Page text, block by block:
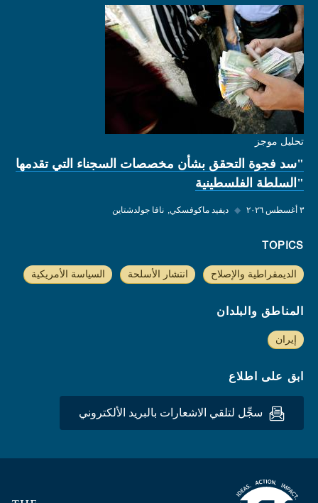
تحليل موجز
"سد فجوة التحقق بشأن مخصصات السجناء التي تقدمها
"السلطة الفلسطينية
٣ أغسطس ٢٠٢٦ ◆ ديفيد ماكوفسكي نافا جولدشتاين
TOPICS
الديمقراطية والإصلاح انتشار الأسلحة السياسة الأمريكية
المناطق والبلدان
إيران
ابق على اطلاع
سجِّل لتلقي الاشعارات بالبريد الألكتروني